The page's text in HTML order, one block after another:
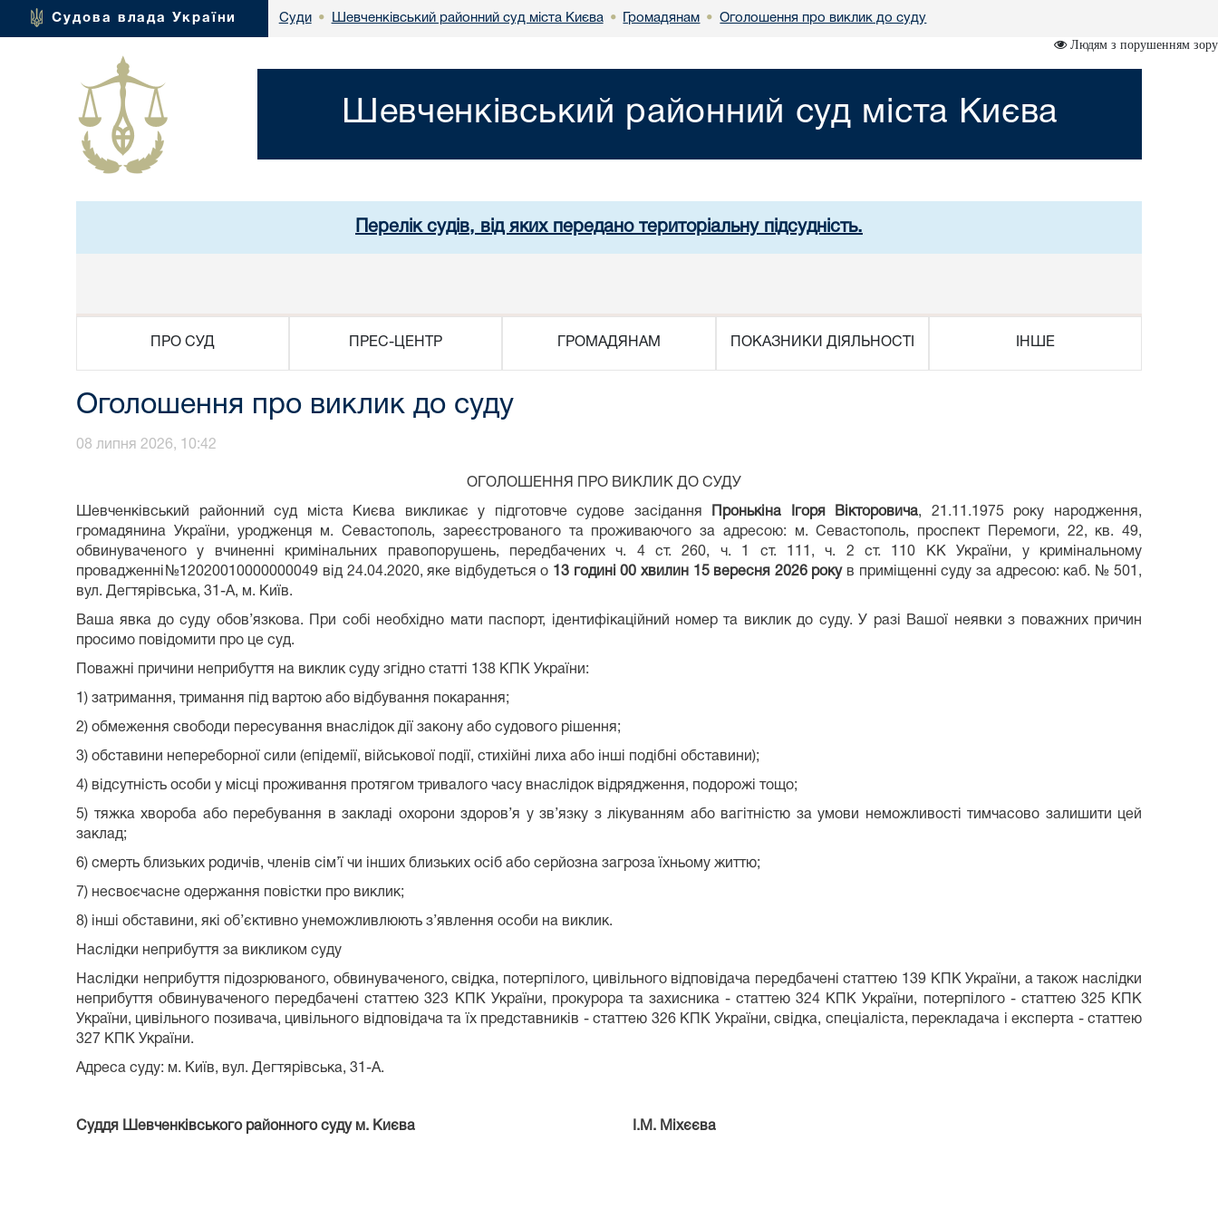
Судова влада України Суди • Шевченківський районний суд міста Києва • Громадянам • Оголошення про виклик до суду
Людям з порушенням зору
Шевченківський районний суд міста Києва
Перелік судів, від яких передано територіальну підсудність.
ПРО СУД ПРЕС-ЦЕНТР ГРОМАДЯНАМ ПОКАЗНИКИ ДІЯЛЬНОСТІ ІНШЕ
Оголошення про виклик до суду
08 липня 2026, 10:42
ОГОЛОШЕННЯ ПРО ВИКЛИК ДО СУДУ
Шевченківський районний суд міста Києва викликає у підготовче судове засідання Пронькіна Ігоря Вікторовича, 21.11.1975 року народження,
громадянина України, уродженця м. Севастополь, зареєстрованого та проживаючого за адресою: м. Севастополь, проспект Перемоги, 22, кв. 49,
обвинуваченого у вчиненні кримінальних правопорушень, передбачених ч. 4 ст. 260, ч. 1 ст. 111, ч. 2 ст. 110 КК України, у кримінальному
провадженні№12020010000000049 від 24.04.2020, яке відбудеться о 13 годині 00 хвилин 15 вересня 2026 рокув приміщенні суду за адресою: каб. № 501,
вул. Дегтярівська, 31-А, м. Київ.
Ваша явка до суду обов’язкова. При собі необхідно мати паспорт, ідентифікаційний номер та виклик до суду. У разі Вашої неявки з поважних причин
просимо повідомити про це суд.
Поважні причини неприбуття на виклик суду згідно статті 138 КПК України:
1) затримання, тримання під вартою або відбування покарання;
2) обмеження свободи пересування внаслідок дії закону або судового рішення;
3) обставини непереборної сили (епідемії, військової події, стихійні лиха або інші подібні обставини);
4) відсутність особи у місці проживання протягом тривалого часу внаслідок відрядження, подорожі тощо;
5) тяжка хвороба або перебування в закладі охорони здоров’я у зв’язку з лікуванням або вагітністю за умови неможливості тимчасово залишити цей
заклад;
6) смерть близьких родичів, членів сім’ї чи інших близьких осіб або серйозна загроза їхньому життю;
7) несвоєчасне одержання повістки про виклик;
8) інші обставини, які об’єктивно унеможливлюють з’явлення особи на виклик.
Наслідки неприбуття за викликом суду
Наслідки неприбуття підозрюваного, обвинуваченого, свідка, потерпілого, цивільного відповідача передбачені статтею 139 КПК України, а також наслідки
неприбуття обвинуваченого передбачені статтею 323 КПК України, прокурора та захисника - статтею 324 КПК України, потерпілого - статтею 325 КПК
України, цивільного позивача, цивільного відповідача та їх представників - статтею 326 КПК України, свідка, спеціаліста, перекладача і експерта - статтею
327 КПК України.
Адреса суду: м. Київ, вул. Дегтярівська, 31-А.
Суддя Шевченківського районного суду м. Києва І.М. Міхєєва